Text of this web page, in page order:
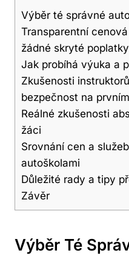
Výběr té správné
Transparentní
žádné skryté poplatky
Jak probíhá výuka a
Zkušenosti
bezpečnost na
Reálné zkušenosti
žáci
Srovnání cen a
autoškolami
Důležité rady a tipy
Závěr
Výběr Té